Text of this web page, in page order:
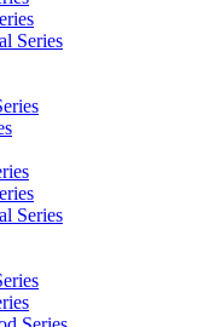
Series
Series